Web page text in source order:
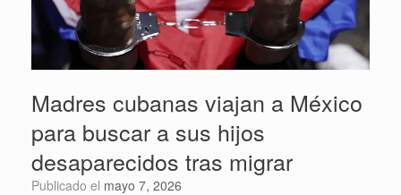
Madres cubanas viajan a México
para buscar a sus hijos
desaparecidos tras migrar
Publicado el mayo 7, 2026